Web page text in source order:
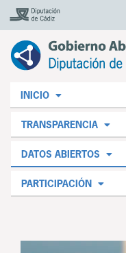
INICIO
TRANSPARENCIA
DATOS ABIERTOS
PARTICIPACIÓN